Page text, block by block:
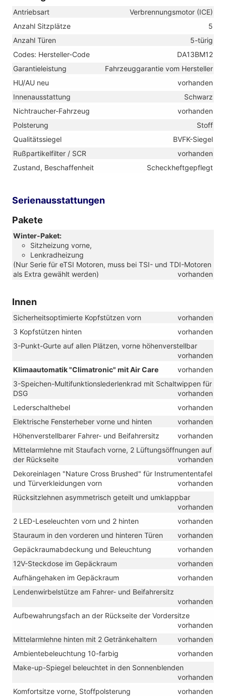
Antriebsart
Verbrennungsmotor (ICE)
Anzahl Sitzplätze
5
Anzahl Türen
5-türig
Codes: Hersteller-Code
DA13BM12
Garantieleistung
Fahrzeuggarantie vom Hersteller
HU/AU neu
vorhanden
Innenausstattung
Schwarz
Nichtraucher-Fahrzeug
vorhanden
Polsterung
Stoff
Qualitätssiegel
BVFK-Siegel
Rußpartikelfilter / SCR
vorhanden
Zustand, Beschaffenheit
Scheckheftgepflegt
Serienausstattungen
Pakete
Winter-Paket:
Sitzheizung vorne,
Lenkradheizung
(Nur Serie für eTSI Motoren, muss bei TSI- und TDI-Motoren
als Extra gewählt werden)
vorhanden
Innen
Sicherheitsoptimierte Kopfstützen vorn
vorhanden
3 Kopfstützen hinten
vorhanden
3-Punkt-Gurte auf allen Plätzen, vorne höhenverstellbar
vorhanden
Klimaautomatik "Climatronic" mit Air Care
vorhanden
3-Speichen-Multifunktionslederlenkrad mit Schaltwippen für
DSG
vorhanden
Lederschalthebel
vorhanden
Elektrische Fensterheber vorne und hinten
vorhanden
Höhenverstellbarer Fahrer- und Beifahrersitz
vorhanden
Mittelarmlehne mit Staufach vorne, 2 Lüftungsöffnungen auf
der Rückseite
vorhanden
Dekoreinlagen "Nature Cross Brushed" für Instrumententafel
und Türverkleidungen vorn
vorhanden
Rücksitzlehnen asymmetrisch geteilt und umklappbar
vorhanden
2 LED-Leseleuchten vorn und 2 hinten
vorhanden
Stauraum in den vorderen und hinteren Türen
vorhanden
Gepäckraumabdeckung und Beleuchtung
vorhanden
12V-Steckdose im Gepäckraum
vorhanden
Aufhängehaken im Gepäckraum
vorhanden
Lendenwirbelstütze am Fahrer- und Beifahrersitz
vorhanden
Aufbewahrungsfach an der Rückseite der Vordersitze
vorhanden
Mittelarmlehne hinten mit 2 Getränkehaltern
vorhanden
Ambientebeleuchtung 10-farbig
vorhanden
Make-up-Spiegel beleuchtet in den Sonnenblenden
vorhanden
Komfortsitze vorne, Stoffpolsterung
vorhanden